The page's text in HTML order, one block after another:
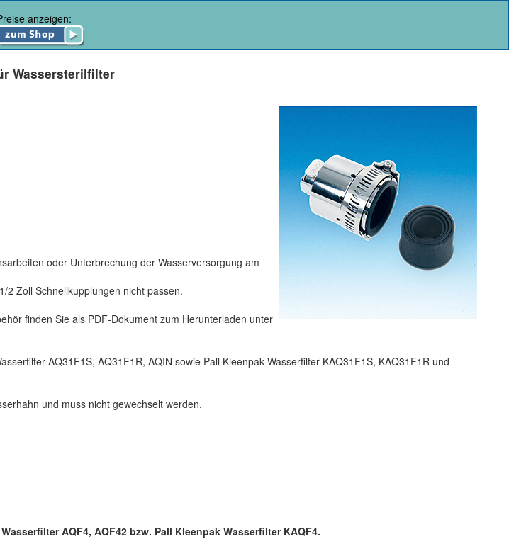
anzeigen:
Wassersterilfilter
oder Unterbrechung der Wasserversorgung am
2 Zoll Schnellkupplungen nicht passen.
finden Sie als PDF-Dokument zum Herunterladen unter
AQ31F1S, AQ31F1R, AQIN sowie Pall Kleenpak Wasserfilter KAQ31F1S, KAQ31F1R und
und muss nicht gewechselt werden.
AQF4, AQF42 bzw. Pall Kleenpak Wasserfilter KAQF4.